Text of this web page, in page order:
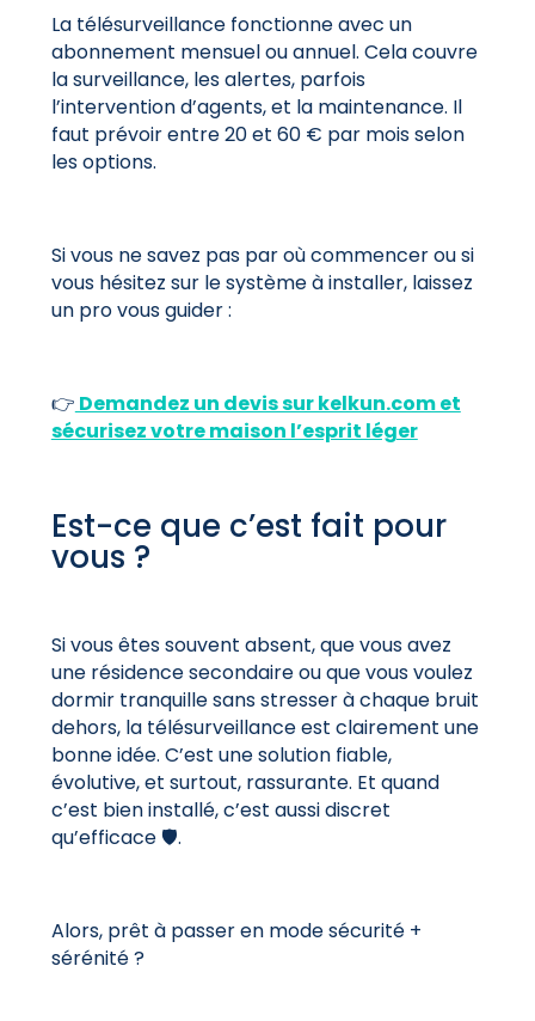
La télésurveillance fonctionne avec un
abonnement mensuel ou annuel. Cela couvre
la surveillance, les alertes, parfois
l’intervention d’agents, et la maintenance. Il
faut prévoir entre 20 et 60 € par mois selon
les options.
Si vous ne savez pas par où commencer ou si
vous hésitez sur le système à installer, laissez
un pro vous guider :
👉 Demandez un devis sur kelkun.com et
sécurisez votre maison l’esprit léger
Est-ce que c’est fait pour
vous ?
Si vous êtes souvent absent, que vous avez
une résidence secondaire ou que vous voulez
dormir tranquille sans stresser à chaque bruit
dehors, la télésurveillance est clairement une
bonne idée. C’est une solution fiable,
évolutive, et surtout, rassurante. Et quand
c’est bien installé, c’est aussi discret
qu’efficace 🛡️.
Alors, prêt à passer en mode sécurité +
sérénité ?